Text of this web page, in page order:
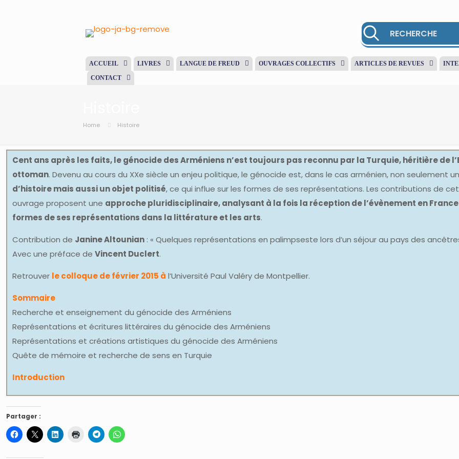
ACCUEIL LIVRES LANGUE DE FREUD OUVRAGES COLLECTIFS ARTICLES DE REVUES
CONTACT
Home Histoire
Cent ans après les faits, le génocide des Arméniens n’est toujours pas reconnu par la Turquie, héritière de
ottoman. Devenu au cours du XXe siècle un enjeu politique, le génocide est, dans le cas arménien, non seulement
d’histoire mais aussi un objet politisé, ce qui influe sur les formes de ses représentations. Les contributions de cet
ouvrage proposent une approche pluridisciplinaire, analysant à la fois la réception de l’évènement en
formes de ses représentations dans la littérature et les arts.
Contribution de Janine Altounian : « Quelques représentations en palimpseste lors d’un séjour au pays des
Avec une préface de Vincent Duclert.
Retrouver le colloque de février 2015 à l’Université Paul Valéry de Montpellier.
Sommaire
Recherche et enseignement du génocide des Arméniens
Représentations et écritures littéraires du génocide des Arméniens
Représentations et créations artistiques du génocide des Arméniens
Quête de mémoire et recherche de sens en Turquie
Introduction
Partager :